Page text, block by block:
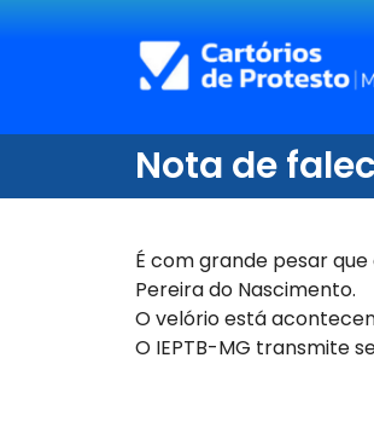
Nota de
É com grande pesar
Pereira do Nascimento.
O velório está
O IEPTB-MG transmite